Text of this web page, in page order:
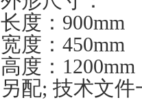
长度： 900mm
宽度： 450mm
高度： 1200mm
另配; 技术文件